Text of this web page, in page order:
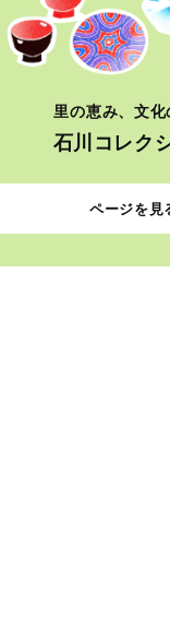
里の恵み、文化
石川コレク
ページを見